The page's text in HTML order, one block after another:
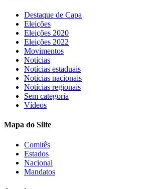
Destaque de Capa
Eleições
Eleições 2020
Eleições 2022
Movimentos
Notícias
Notícias estaduais
Noticias nacionais
Notícias regionais
Sem categoria
Vídeos
Mapa do Silte
Comitês
Estados
Nacional
Mandatos